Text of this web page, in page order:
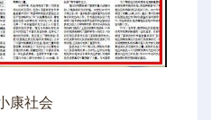
康社会